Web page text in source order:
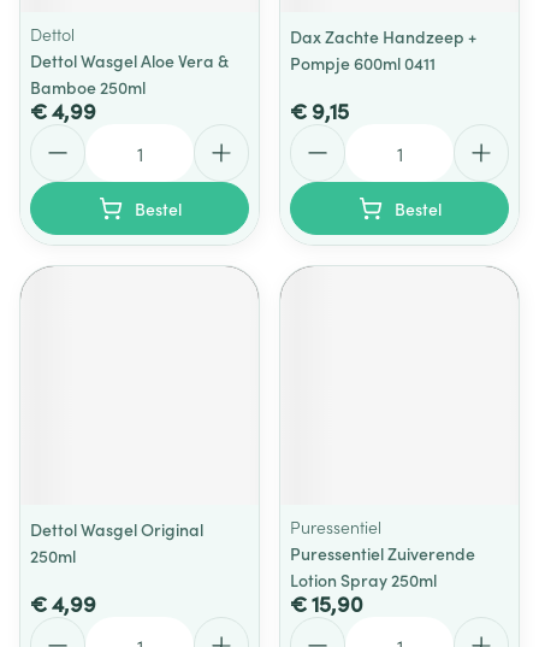
Dettol
Dettol Wasgel Aloe Vera &
Bamboe 250ml
€ 4,99
Bestel
Dax Zachte Handzeep +
Pompje 600ml 0411
€ 9,15
Bestel
Dettol Wasgel Original
250ml
€ 4,99
Puressentiel
Puressentiel Zuiverende
Lotion Spray 250ml
€ 15,90